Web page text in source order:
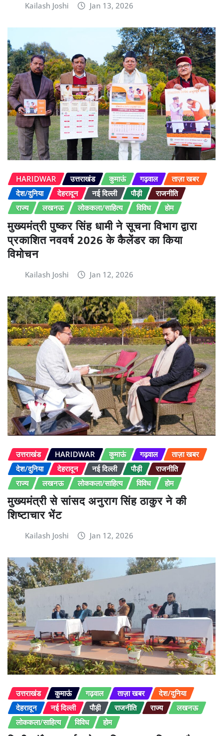
Kailash Joshi Jan 13, 2026
HARIDWAR उत्तराखंड कुमाऊं गढ़वाल
ताज़ा खबर
देश/दुनिया
देहरादून नई दिल्ली पौड़ी
राजनीति
राज्य
लखनऊ लोककला/साहित्य विविध होम
मुख्यमंत्री पुष्कर सिंह धामी ने सूचना विभाग द्वारा
प्रकाशित नववर्ष 2026 के कैलेंडर का किया
विमोचन
Kailash Joshi Jan 12, 2026
उत्तराखंड HARIDWAR कुमाऊं गढ़वाल
ताज़ा खबर
देश/दुनिया
देहरादून नई दिल्ली पौड़ी
राजनीति
राज्य
लखनऊ लोककला/साहित्य विविध होम
मुख्यमंत्री से सांसद अनुराग सिंह ठाकुर ने की
शिष्टाचार भेंट
Kailash Joshi Jan 12, 2026
उत्तराखंड कुमाऊं गढ़वाल ताज़ा खबर
देश/दुनिया
देहरादून
नई दिल्ली पौड़ी राजनीति राज्य
लखनऊ
लोककला/साहित्य
विविध होम